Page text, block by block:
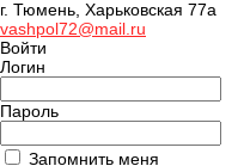
г. Тюмень, Харьковская 77а
vashpol72@mail.ru
Войти
Логин
Пароль
Запомнить меня